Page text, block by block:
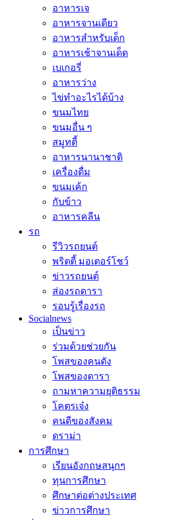
อาหารเจ
อาหารจานเดียว
อาหารสำหรับเด็ก
อาหารเช้าจานเด็ด
เบเกอรี่
อาหารว่าง
ไข่ทำอะไรได้บ้าง
ขนมไทย
ขนมอื่น ๆ
สมูทตี้
อาหารนานาชาติ
เครื่องดื่ม
ขนมเค้ก
กับข้าว
อาหารคลีน
รถ
รีวิวรถยนต์
พริตตี้ มอเตอร์โชว์
ข่าวรถยนต์
ส่องรถดารา
รอบรู้เรื่องรถ
Socialnews
เป็นข่าว
ร่วมด้วยช่วยกัน
โพสของคนดัง
โพสของดารา
ถามหาความยุติธรรม
โคตรเจ๋ง
คนดีของสังคม
ดราม่า
การศึกษา
เรียนอังกฤษสนุกๆ
ทุนการศึกษา
ศึกษาต่อต่างประเทศ
ข่าวการศึกษา